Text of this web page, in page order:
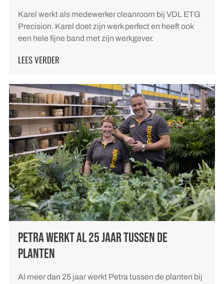
Karel werkt als medewerker cleanroom bij VDL ETG
Precision. Karel doet zijn werk perfect en heeft ook
een hele fijne band met zijn werkgever.
LEES VERDER
PETRA WERKT AL 25 JAAR TUSSEN DE
PLANTEN
Al meer dan 25 jaar werkt Petra tussen de planten bij